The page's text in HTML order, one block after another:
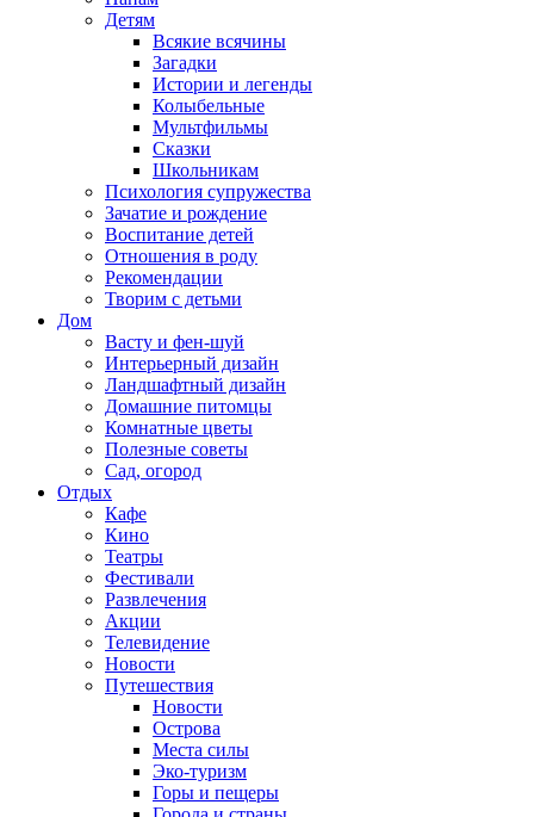
Детям
Всякие всячины
Загадки
Истории и легенды
Колыбельные
Мультфильмы
Сказки
Школьникам
Психология супружества
Зачатие и рождение
Воспитание детей
Отношения в роду
Рекомендации
Творим с детьми
Дом
Васту и фен-шуй
Интерьерный дизайн
Ландшафтный дизайн
Домашние питомцы
Комнатные цветы
Полезные советы
Сад, огород
Отдых
Кафе
Кино
Театры
Фестивали
Развлечения
Акции
Телевидение
Новости
Путешествия
Новости
Острова
Места силы
Эко-туризм
Горы и пещеры